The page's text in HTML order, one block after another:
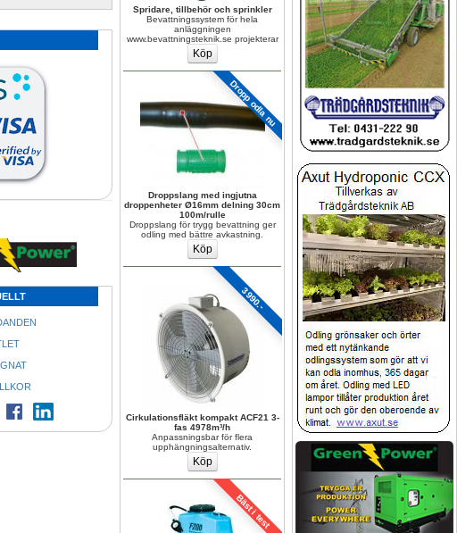
Spridare, tillbehör och sprinkler
Bevattningssystem för hela
anläggningen
www.bevattningsteknik.se projekterar
Dropp odla nu
Droppslang med ingjutna
droppenheter Ø16mm delning 30cm
100m/rulle
Droppslang för trygg bevattning ger
odling med bättre avkastning.
3990.-
Cirkulationsfläkt kompakt ACF21 3-
fas 4978m³/h
Anpassningsbar för flera
upphängningsalternativ.
Bäst i test